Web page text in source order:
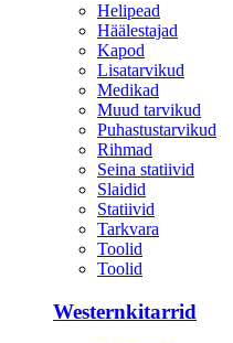
Helipead
Häälestajad
Kapod
Lisatarvikud
Medikad
Muud tarvikud
Puhastustarvikud
Rihmad
Seina statiivid
Slaidid
Statiivid
Tarkvara
Toolid
Toolid
Westernkitarrid